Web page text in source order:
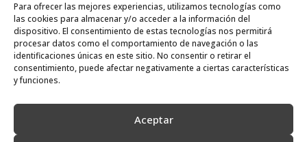
Para ofrecer las mejores experiencias, utilizamos tecnologías como
las cookies para almacenar y/o acceder a la información del
dispositivo. El consentimiento de estas tecnologías nos permitirá
procesar datos como el comportamiento de navegación o las
identificaciones únicas en este sitio. No consentir o retirar el
consentimiento, puede afectar negativamente a ciertas características
y funciones.
Aceptar
CONTACTO
667 841 238
info@adimur.es